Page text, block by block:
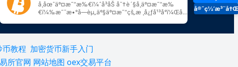
币教程 加密货币新手入门
所官网 网站地图 oex交易平台